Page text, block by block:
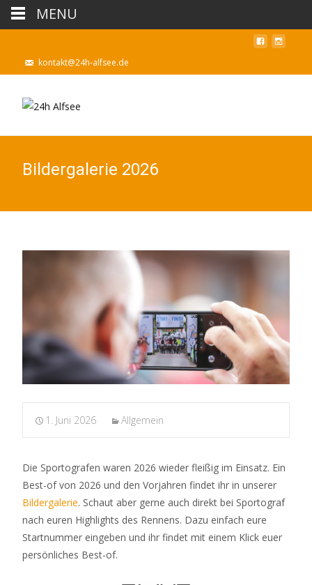
kontakt@24h-alfsee.de
Bildergalerie 2026
1. Juni 2026 Allgemein
Die Sportografen waren 2026 wieder fleißig im Einsatz. Ein
Best-of von 2026 und den Vorjahren findet ihr in unserer
Bildergalerie. Schaut aber gerne auch direkt bei Sportograf
nach euren Highlights des Rennens. Dazu einfach eure
Startnummer eingeben und ihr findet mit einem Klick euer
persönliches Best-of.
MENU